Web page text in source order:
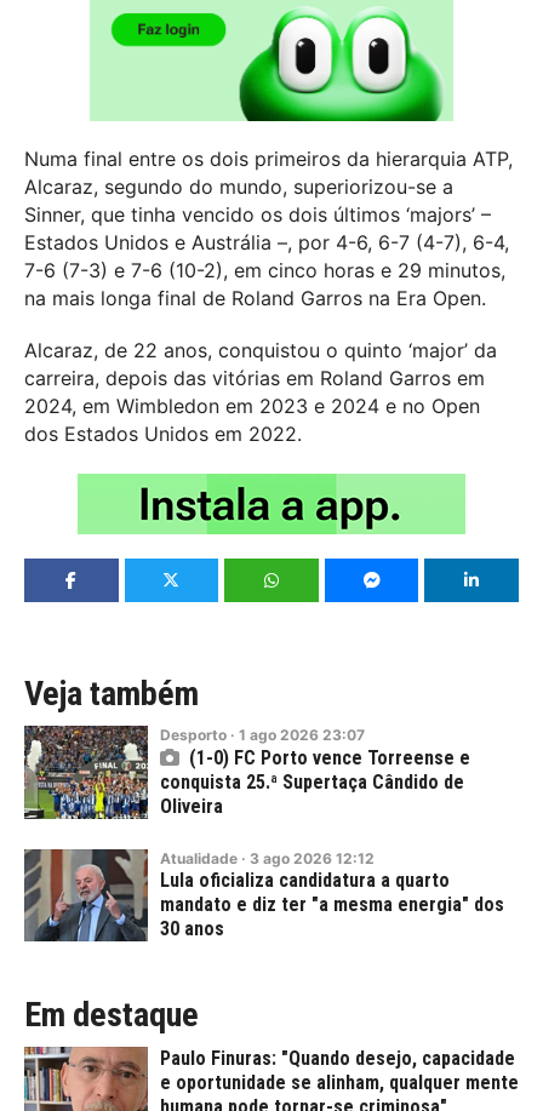
Numa final entre os dois primeiros da hierarquia ATP,
Alcaraz, segundo do mundo, superiorizou-se a
Sinner, que tinha vencido os dois últimos ‘majors’ –
Estados Unidos e Austrália –, por 4-6, 6-7 (4-7), 6-4,
7-6 (7-3) e 7-6 (10-2), em cinco horas e 29 minutos,
na mais longa final de Roland Garros na Era Open.
Alcaraz, de 22 anos, conquistou o quinto ‘major’ da
carreira, depois das vitórias em Roland Garros em
2024, em Wimbledon em 2023 e 2024 e no Open
dos Estados Unidos em 2022.
Veja também
Desporto · 1 ago 2026 23:07
(1-0) FC Porto vence Torreense e
conquista 25.ª Supertaça Cândido de
Oliveira
Atualidade · 3 ago 2026 12:12
Lula oficializa candidatura a quarto
mandato e diz ter "a mesma energia" dos
30 anos
Em destaque
Paulo Finuras: "Quando desejo, capacidade
e oportunidade se alinham, qualquer mente